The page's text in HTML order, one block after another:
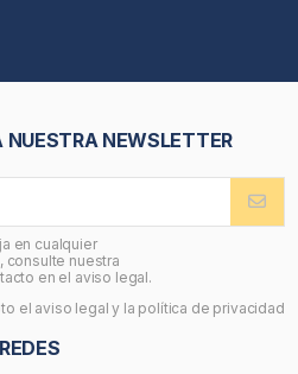
NUESTRA NEWSLETTER
en cualquier
consulte nuestra
en el aviso legal.
el aviso legal y la política de privacidad